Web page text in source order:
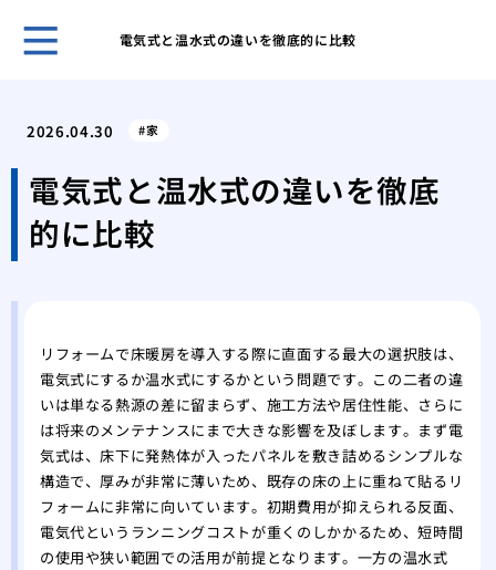
電気式と温水式の違いを徹底的に比較
ォー
徹
お
う
い
壁
関係
2026.04.30 家
電気式と温水式の違いを徹底
的に比較
リフォームで床暖房を導入する際に直面する最大の選択肢は、
電気式にするか温水式にするかという問題です。この二者の違
いは単なる熱源の差に留まらず、施工方法や居住性能、さらに
は将来のメンテナンスにまで大きな影響を及ぼします。まず電
気式は、床下に発熱体が入ったパネルを敷き詰めるシンプルな
構造で、厚みが非常に薄いため、既存の床の上に重ねて貼るリ
フォームに非常に向いています。初期費用が抑えられる反面、
電気代というランニングコストが重くのしかかるため、短時間
の使用や狭い範囲での活用が前提となります。一方の温水式